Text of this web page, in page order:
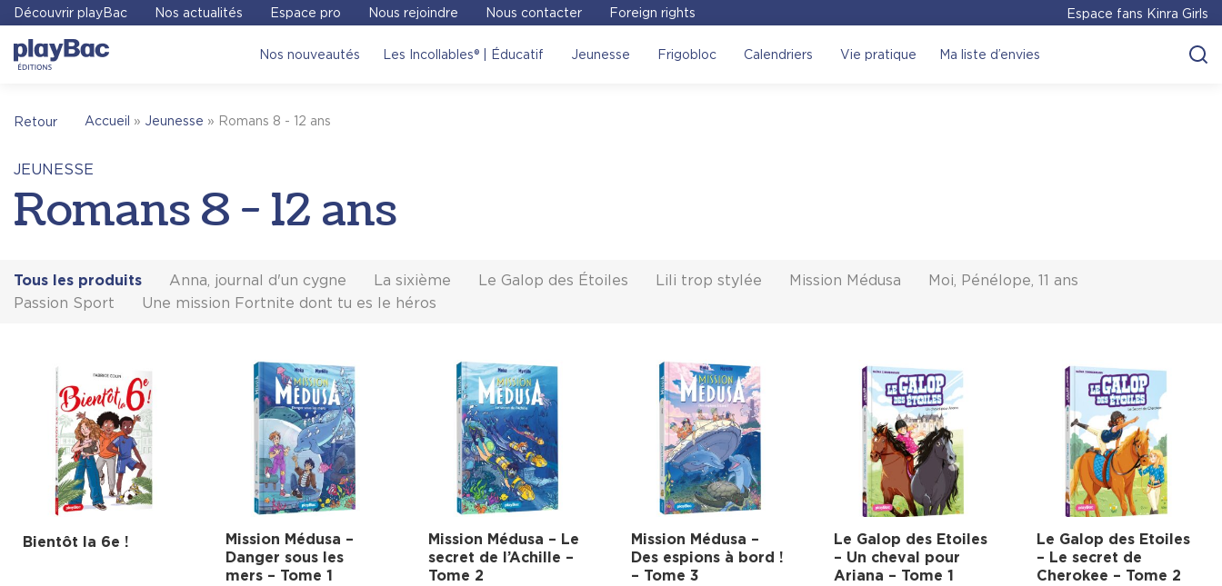
Découvrir playBac Nos actualités Espace pro Nous rejoindre Nous contacter Foreign rights Espace fans Kinra Girls
Nos nouveautés Les Incollables® | Éducatif Jeunesse Frigobloc Calendriers Vie pratique Ma liste d’envies
Retour Accueil » Jeunesse » Romans 8 - 12 ans
JEUNESSE
Romans 8 - 12 ans
Tous les produits Anna, journal d'un cygne La sixième Le Galop des Étoiles Lili trop stylée Mission Médusa
Moi, Pénélope, 11 ans
Passion Sport
Une mission Fortnite dont tu es le héros
Bientôt la 6e !
Mission Médusa –
Danger sous les
mers – Tome 1
Mission Médusa – Le
secret de l’Achille –
Tome 2
Mission Médusa –
Des espions à bord !
– Tome 3
Le Galop des Etoiles
– Un cheval pour
Ariana – Tome 1
Le Galop des Etoiles
– Le secret de
Cherokee – Tome 2
Panneau de gestion des cookies